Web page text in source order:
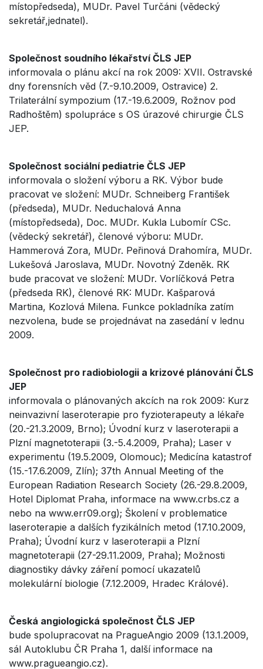
místopředseda), MUDr. Pavel Turčáni (vědecký
sekretář,jednatel).
Společnost soudního lékařství ČLS JEP
informovala o plánu akcí na rok 2009: XVII. Ostravské
dny forensních věd (7.-9.10.2009, Ostravice) 2.
Trilaterální sympozium (17.-19.6.2009, Rožnov pod
Radhoštěm) spolupráce s OS úrazové chirurgie ČLS
JEP.
Společnost sociální pediatrie ČLS JEP
informovala o složení výboru a RK. Výbor bude
pracovat ve složení: MUDr. Schneiberg František
(předseda), MUDr. Neduchalová Anna
(místopředseda), Doc. MUDr. Kukla Lubomír CSc.
(vědecký sekretář), členové výboru: MUDr.
Hammerová Zora, MUDr. Peřinová Drahomíra, MUDr.
Lukešová Jaroslava, MUDr. Novotný Zdeněk. RK
bude pracovat ve složení: MUDr. Vorlíčková Petra
(předseda RK), členové RK: MUDr. Kašparová
Martina, Kozlová Milena. Funkce pokladníka zatím
nezvolena, bude se projednávat na zasedání v lednu
2009.
Společnost pro radiobiologii a krizové plánování ČLS
JEP
informovala o plánovaných akcích na rok 2009: Kurz
neinvazivní laseroterapie pro fyzioterapeuty a lékaře
(20.-21.3.2009, Brno); Úvodní kurz v laseroterapii a
Plzní magnetoterapii (3.-5.4.2009, Praha); Laser v
experimentu (19.5.2009, Olomouc); Medicína katastrof
(15.-17.6.2009, Zlín); 37th Annual Meeting of the
European Radiation Research Society (26.-29.8.2009,
Hotel Diplomat Praha, informace na www.crbs.cz a
nebo na www.err09.org); Školení v problematice
laseroterapie a dalších fyzikálních metod (17.10.2009,
Praha); Úvodní kurz v laseroterapii a Plzní
magnetoterapii (27-29.11.2009, Praha); Možnosti
diagnostiky dávky záření pomocí ukazatelů
molekulární biologie (7.12.2009, Hradec Králové).
Česká angiologická společnost ČLS JEP
bude spolupracovat na PragueAngio 2009 (13.1.2009,
sál Autoklubu ČR Praha 1, další informace na
www.pragueangio.cz).